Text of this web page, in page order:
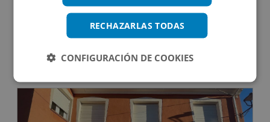
Impuestos no incluidos
264.000€
CONDICIONES ESPECIALES
RECHAZARLAS TODAS
CONFIGURACIÓN DE COOKIES